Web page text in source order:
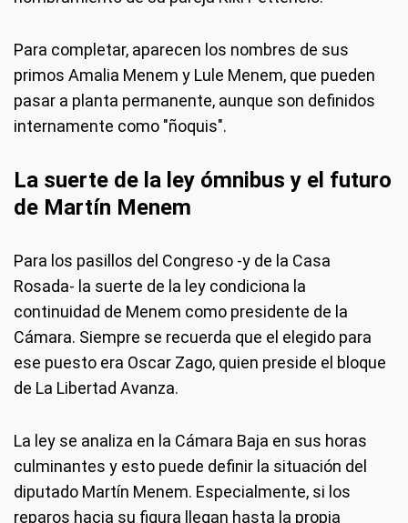
Para completar, aparecen los nombres de sus
primos Amalia Menem y Lule Menem, que pueden
pasar a planta permanente, aunque son definidos
internamente como "ñoquis".
La suerte de la ley ómnibus y el futuro
de Martín Menem
Para los pasillos del Congreso -y de la Casa
Rosada- la suerte de la ley condiciona la
continuidad de Menem como presidente de la
Cámara. Siempre se recuerda que el elegido para
ese puesto era Oscar Zago, quien preside el bloque
de La Libertad Avanza.
La ley se analiza en la Cámara Baja en sus horas
culminantes y esto puede definir la situación del
diputado Martín Menem. Especialmente, si los
reparos hacia su figura llegan hasta la propia